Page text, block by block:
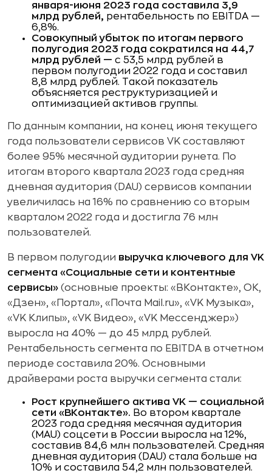
января-июня 2023 года составила 3,9
млрд рублей, рентабельность по EBITDA —
6,8%.
Совокупный убыток по итогам первого
полугодия 2023 года сократился на 44,7
млрд рублей — с 53,5 млрд рублей в
первом полугодии 2022 года и составил
8,8 млрд рублей. Такой показатель
объясняется реструктуризацией и
оптимизацией активов группы.
По данным компании, на конец июня текущего
года пользователи сервисов VK составляют
более 95% месячной аудитории рунета. По
итогам второго квартала 2023 года средняя
дневная аудитория (DAU) сервисов компании
увеличилась на 16% по сравнению со вторым
кварталом 2022 года и достигла 76 млн
пользователей.
В первом полугодии выручка ключевого для VK
сегмента «Социальные сети и контентные
сервисы» (основные проекты: «ВКонтакте», ОК,
«Дзен», «Портал», «Почта Mail.ru», «VK Музыка»,
«VK Клипы», «VK Видео», «VK Мессенджер»)
выросла на 40% — до 45 млрд рублей.
Рентабельность сегмента по EBITDA в отчетном
периоде составила 20%. Основными
драйверами роста выручки сегмента стали:
Рост крупнейшего актива VK — социальной
сети «ВКонтакте». Во втором квартале
2023 года средняя месячная аудитория
(MAU) соцсети в России выросла на 12%,
составив 84,6 млн пользователей. Средняя
дневная аудитория (DAU) стала больше на
10% и составила 54,2 млн пользователей.